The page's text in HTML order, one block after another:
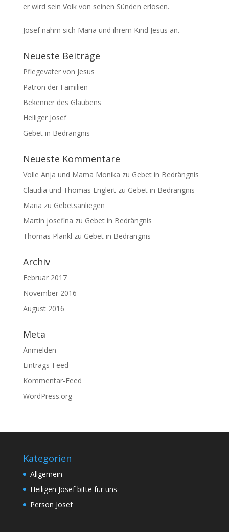
er wird sein Volk von seinen Sünden erlösen.
Josef nahm sich Maria und ihrem Kind Jesus an.
Neueste Beiträge
Pflegevater von Jesus
Patron der Familien
Bekenner des Glaubens
Heiliger Josef
Gebet in Bedrängnis
Neueste Kommentare
Volle Anja und Mama Monika zu Gebet in Bedrängnis
Claudia und Thomas Englertzu Gebet in Bedrängnis
Maria zu Gebetsanliegen
Martin josefina zu Gebet in Bedrängnis
Thomas Plankl zu Gebet in Bedrängnis
Archiv
Februar 2017
November 2016
August 2016
Meta
Anmelden
Eintrags-Feed
Kommentar-Feed
WordPress.org
Kategorien
Allgemein
Heiligen Josef bitte für uns
Person Josef